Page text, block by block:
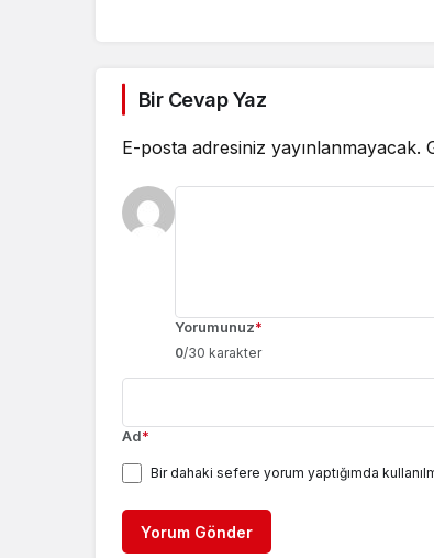
Bir Cevap Yaz
E-posta adresiniz yayınlanmayacak.
Yorumunuz*
0/30 karakter
Ad*
Bir dahaki sefere yorum yaptığımda
Yorum Gönder